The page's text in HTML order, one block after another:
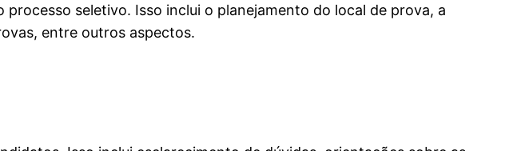
seletivo. Isso inclui o planejamento do local de prova, a
entre outros aspectos.